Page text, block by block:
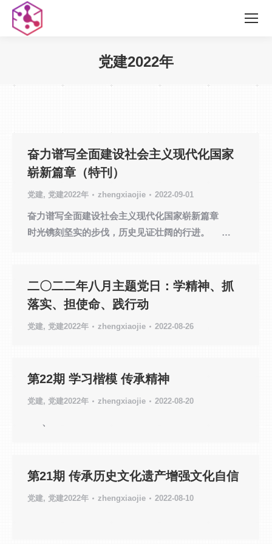
党建2022年
奋力谱写全面建设社会主义现代化国家
崭新篇章（特刊）
党建, 党建2022年 zhengxiaojie 2022-09-01
奋力谱写全面建设社会主义现代化国家崭新篇章
时光镌刻坚实的步伐，历史见证壮阔的行进。 …
二〇二二年八月主题党日：学精神、抓
落实、担使命、践行动
党建, 党建2022年 zhengxiaojie 2022-08-26
第22期 学习楷模 传承精神
党建, 党建2022年 zhengxiaojie 2022-08-20
、
第21期 传承历史文化遗产增强文化自信
党建, 党建2022年 zhengxiaojie 2022-08-10